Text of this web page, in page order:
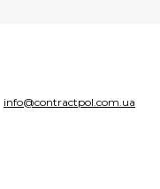
info@contractpol.com.ua